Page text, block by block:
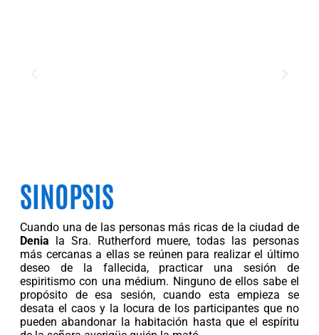
SINOPSIS
Cuando una de las personas más ricas de la ciudad de
Denia la Sra. Rutherford muere, todas las personas
más cercanas a ellas se reúnen para realizar el último
deseo de la fallecida, practicar una sesión de
espiritismo con una médium. Ninguno de ellos sabe el
propósito de esa sesión, cuando esta empieza se
desata el caos y la locura de los participantes que no
pueden abandonar la habitación hasta que el espíritu